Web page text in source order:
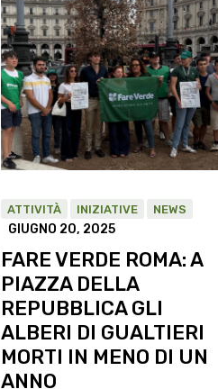
ATTIVITÀ INIZIATIVE NEWS
GIUGNO 20, 2025
FARE VERDE ROMA: A
PIAZZA DELLA
REPUBBLICA GLI
ALBERI DI GUALTIERI
MORTI IN MENO DI UN
ANNO